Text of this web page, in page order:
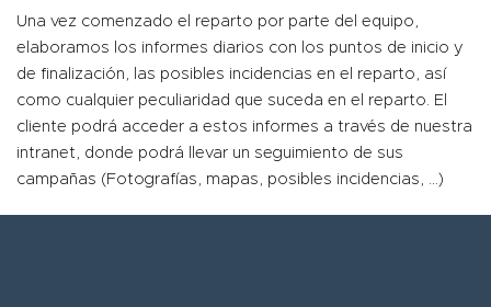
Una vez comenzado el reparto por parte del equipo,
elaboramos los informes diarios con los puntos de inicio y
de finalización, las posibles incidencias en el reparto, así
como cualquier peculiaridad que suceda en el reparto. El
cliente podrá acceder a estos informes a través de nuestra
intranet, donde podrá llevar un seguimiento de sus
campañas (Fotografías, mapas, posibles incidencias, …)